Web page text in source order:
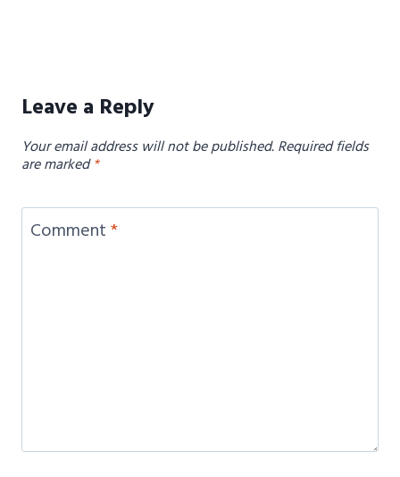
Leave a Reply
Your email address will not be published.Required fields
are marked*
Comment*